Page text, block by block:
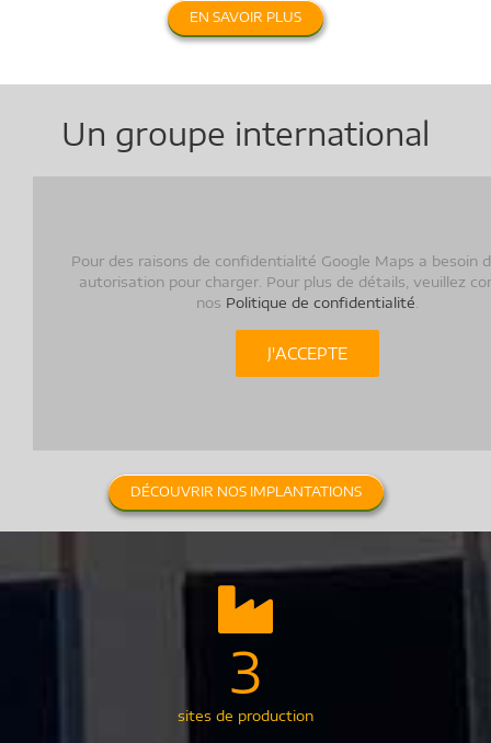
EN SAVOIR PLUS
Un groupe international
Pour des raisons de confidentialité Google Maps a besoin
autorisation pour charger. Pour plus de détails, veuillez
nos Politique de confidentialité
J'ACCEPTE
DÉCOUVRIR NOS IMPLANTATIONS
3
sites de production